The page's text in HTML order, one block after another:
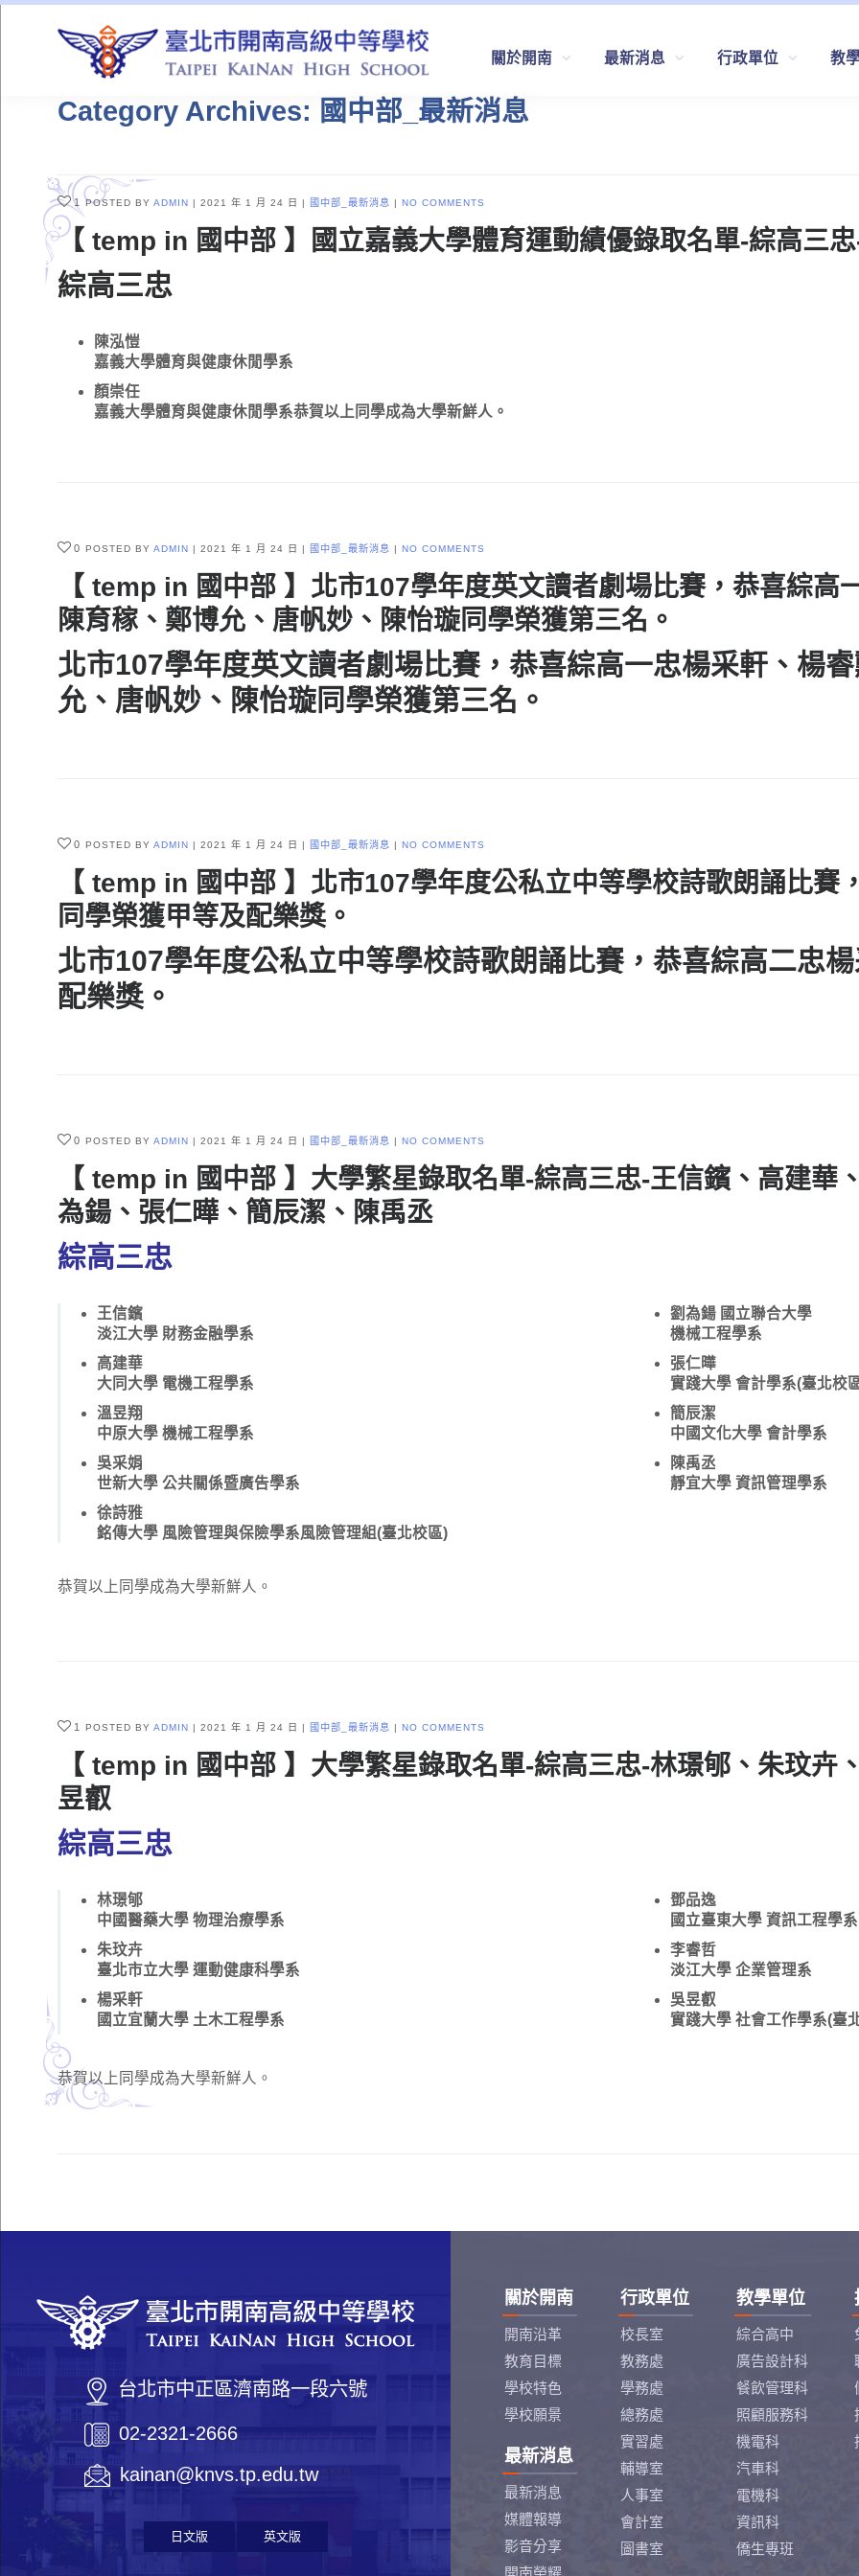
關於開南 最新消息 行政單位 教
QUICK LINKS
Category Archives: 國中部_最新消息
1 POSTED BY ADMIN 2021 年 1 月 24 日 國中部_最新消息 NO COMMENTS
【 temp in 國中部 】國立嘉義大學體育運動績優錄取名單-綜高三
綜高三忠
陳泓愷
嘉義大學體育與健康休閒學系
顏崇任
嘉義大學體育與健康休閒學系恭賀以上同學成為大學新鮮人。
0 POSTED BY ADMIN 2021 年 1 月 24 日 國中部_最新消息 NO COMMENTS
【 temp in 國中部 】北市107學年度英文讀者劇場比賽，恭喜綜高
陳育稼、鄭博允、唐帆妙、陳怡璇同學榮獲第三名。
北市107學年度英文讀者劇場比賽，恭喜綜高一忠楊采軒 、 楊
允 、 唐帆妙、陳怡璇同學榮獲第三名 。
0 POSTED BY ADMIN 2021 年 1 月 24 日 國中部_最新消息 NO COMMENTS
【 temp in 國中部 】北市107學年度公私立中等學校詩歌朗誦比賽
同學榮獲甲等及配樂獎。
北市107學年度公私立中等學校詩歌朗誦比賽，恭喜綜高二忠
配樂獎。
0 POSTED BY ADMIN 2021 年 1 月 24 日 國中部_最新消息 NO COMMENTS
【 temp in 國中部 】大學繁星錄取名單-綜高三忠-王信鑌、高建華
為鍚、張仁曄、簡辰潔、陳禹丞
綜高三忠
王信鑌
淡江大學 財務金融學系
高建華
大同大學 電機工程學系
溫昱翔
中原大學 機械工程學系
吳采娟
世新大學 公共關係暨廣告學系
徐詩雅
銘傳大學 風險管理與保險學系風險管理組(臺北校區)
劉為鍚 國立聯合大學
機械工程學系
張仁曄
實踐大學 會計學系(臺北校
簡辰潔
中國文化大學 會計學系
陳禹丞
靜宜大學 資訊管理學系
恭賀以上同學成為大學新鮮人。
1 POSTED BY ADMIN 2021 年 1 月 24 日 國中部_最新消息 NO COMMENTS
【 temp in 國中部 】大學繁星錄取名單-綜高三忠-林璟郇、朱玟卉
昱叡
綜高三忠
林璟郇
中國醫藥大學 物理治療學系
朱玟卉
臺北市立大學 運動健康科學系
楊采軒
國立宜蘭大學 土木工程學系
鄧品逸
國立臺東大學 資訊工程學系
李睿哲
淡江大學 企業管理系
吳昱叡
實踐大學 社會工作學系(臺
恭賀以上同學成為大學新鮮人。
台北市中正區濟南路一段六號
02-2321-2666
kainan@knvs.tp.edu.tw
日文版 英文版
關於開南
開南沿革
教育目標
學校特色
學校願景
最新消息
最新消息
媒體報導
影音分享
開南榮耀
行政單位
校長室
教務處
學務處
總務處
實習處
輔導室
人事室
會計室
圖書室
教學單位
綜合高中
廣告設計科
餐飲管理科
照顧服務科
機電科
汽車科
電機科
資訊科
僑生專班